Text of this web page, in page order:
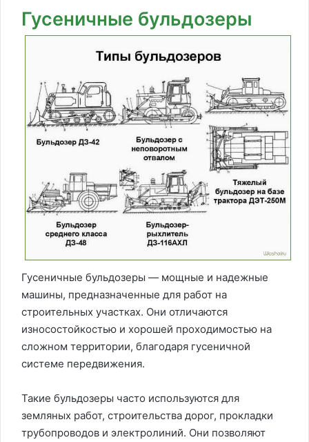
Гусеничные бульдозеры
Гусеничные бульдозеры — мощные и надежные
машины, предназначенные для работ на
строительных участках. Они отличаются
износостойкостью и хорошей проходимостью на
сложном территории, благодаря гусеничной
системе передвижения.
Такие бульдозеры часто используются для
земляных работ, строительства дорог, прокладки
трубопроводов и электролиний. Они позволяют